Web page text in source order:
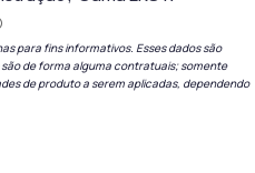
para fins informativos. Esses dados são
de forma alguma contratuais; somente
de produto a serem aplicadas, dependendo